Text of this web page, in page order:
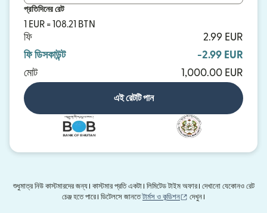
প্রতিদিনের রেট
1 EUR = 108.21 BTN
ফি
2.99 EUR
ফি ডিসকাউন্ট
-2.99 EUR
মোট
1,000.00 EUR
এই রেটটি পান
শুধুমাত্র নিউ কাস্টমারদের জন্য। কাস্টমার প্রতি একটা। লিমিটেড টাইম অফার। দেখানো যেকোনও রেট
চেঞ্জ হতে পারে। ডিটেলসে জানতেটার্মস ও কন্ডিশন (নতুন উইন্ডোতে খুলবে)
দেখুন।